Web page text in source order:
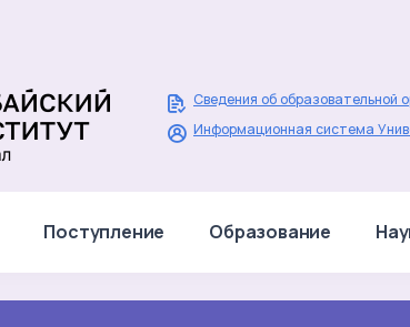
Сведения об образовательной
Информационная система
Поступление Образование